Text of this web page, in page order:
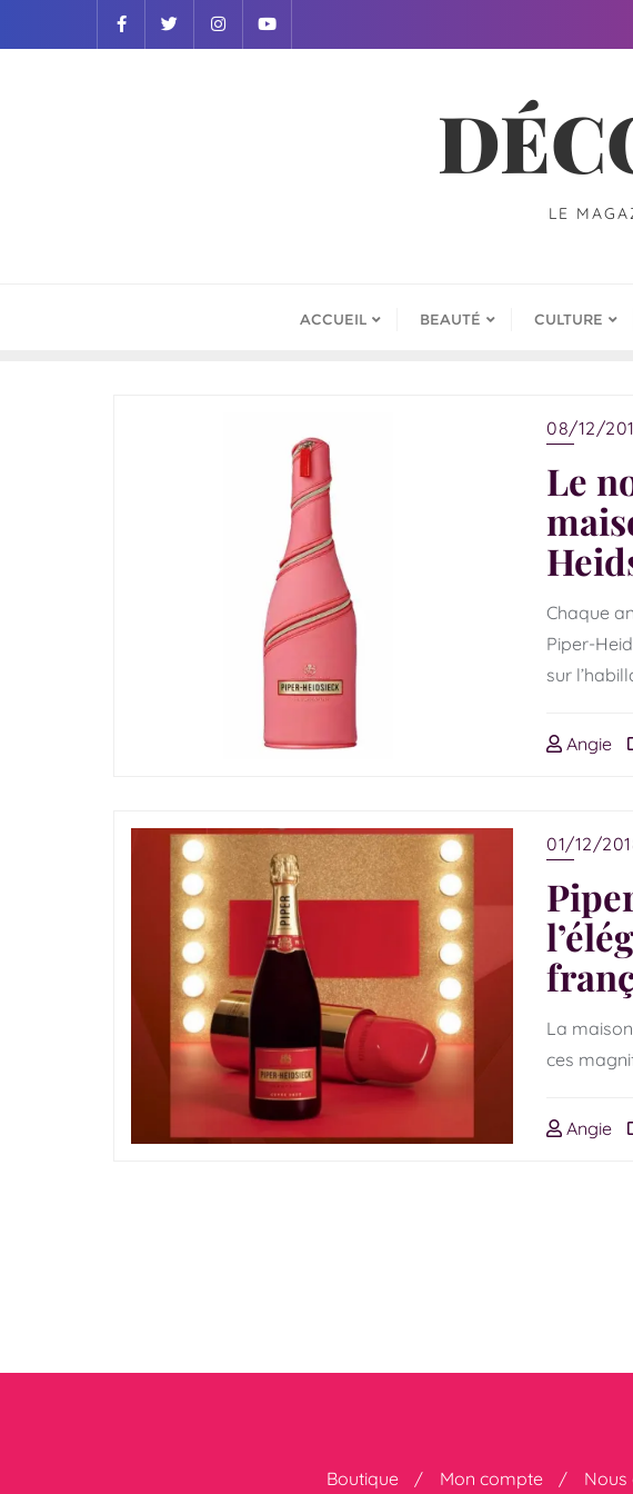
LE
ACCUEIL BEAUTÉ CULTURE
08/12/
Le
Chaque
Piper-
sur
Angie
01/12/
La
ces
Angie
Boutique Mon compte Nous